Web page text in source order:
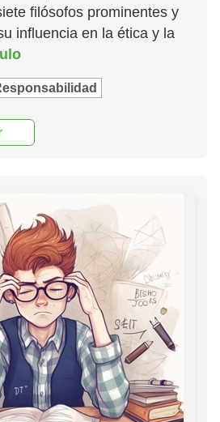
filósofos prominentes y
influencia en la ética y la